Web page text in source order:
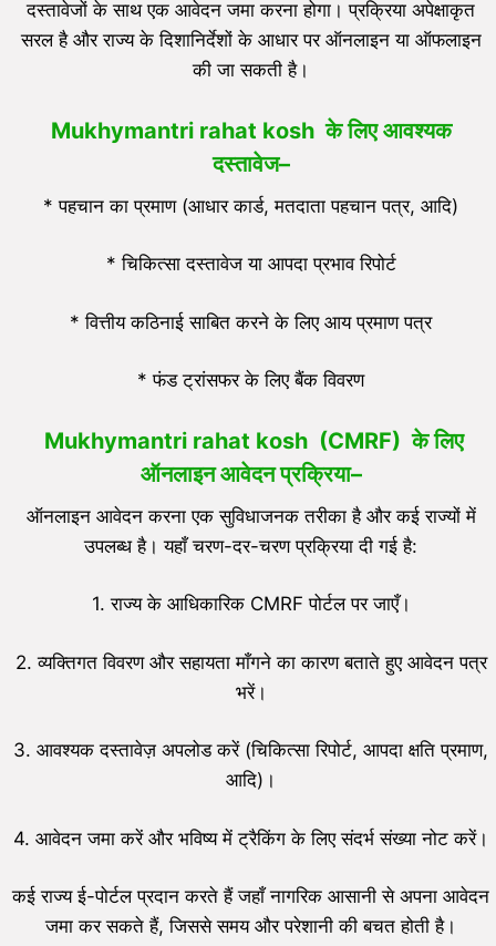
दस्तावेजों के साथ एक आवेदन जमा करना होगा। प्रक्रिया अपेक्षाकृत
सरल है और राज्य के दिशानिर्देशों के आधार पर ऑनलाइन या ऑफलाइन
की जा सकती है।
Mukhymantri rahat kosh के लिए आवश्यक
दस्तावेज–
* पहचान का प्रमाण (आधार कार्ड, मतदाता पहचान पत्र, आदि)
* चिकित्सा दस्तावेज या आपदा प्रभाव रिपोर्ट
* वित्तीय कठिनाई साबित करने के लिए आय प्रमाण पत्र
* फंड ट्रांसफर के लिए बैंक विवरण
Mukhymantri rahat kosh (CMRF) के लिए
ऑनलाइन आवेदन प्रक्रिया–
ऑनलाइन आवेदन करना एक सुविधाजनक तरीका है और कई राज्यों में
उपलब्ध है। यहाँ चरण-दर-चरण प्रक्रिया दी गई है:
1. राज्य के आधिकारिक CMRF पोर्टल पर जाएँ।
2. व्यक्तिगत विवरण और सहायता माँगने का कारण बताते हुए आवेदन पत्र
भरें।
3. आवश्यक दस्तावेज़ अपलोड करें (चिकित्सा रिपोर्ट, आपदा क्षति प्रमाण,
आदि)।
4. आवेदन जमा करें और भविष्य में ट्रैकिंग के लिए संदर्भ संख्या नोट करें।
कई राज्य ई-पोर्टल प्रदान करते हैं जहाँ नागरिक आसानी से अपना आवेदन
जमा कर सकते हैं, जिससे समय और परेशानी की बचत होती है।